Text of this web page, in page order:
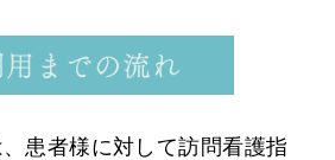
患者様に対して訪問看護指